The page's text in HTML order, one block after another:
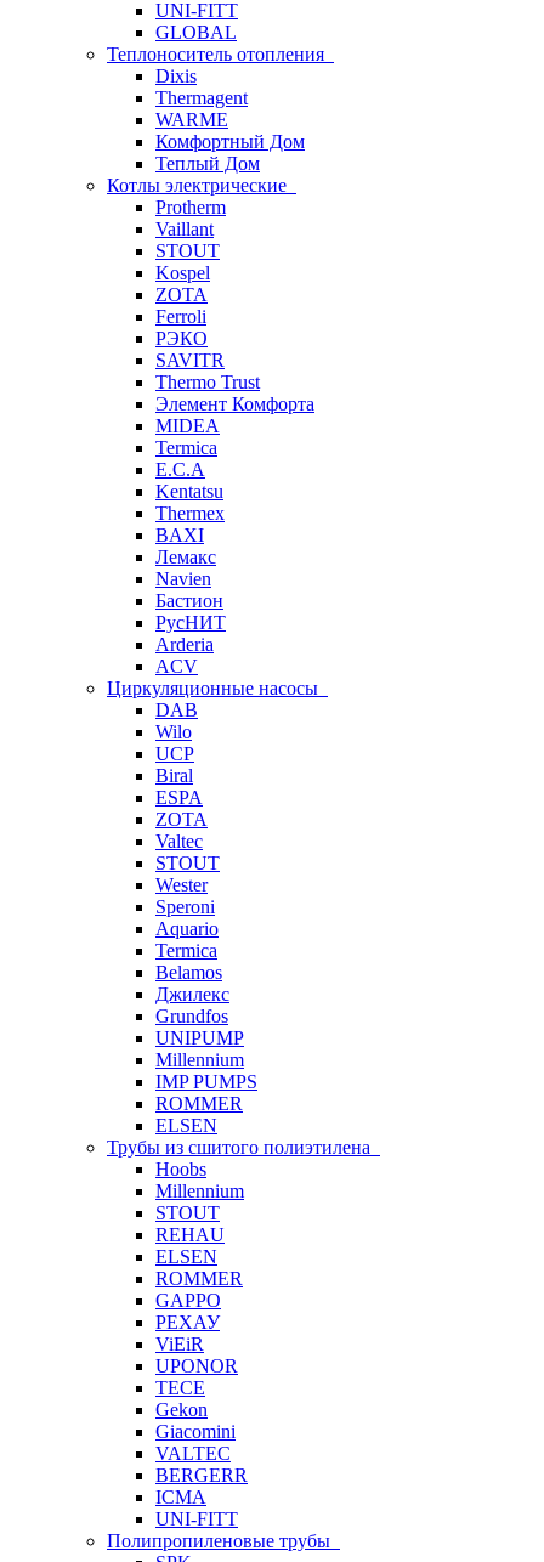
UNI-FITT
GLOBAL
Теплоноситель отопления
Dixis
Thermagent
WARME
Комфортный Дом
Теплый Дом
Котлы электрические
Protherm
Vaillant
STOUT
Kospel
ZOTA
Ferroli
РЭКО
SAVITR
Thermo Trust
Элемент Комфорта
MIDEA
Termica
E.C.A
Kentatsu
Thermex
BAXI
Лемакс
Navien
Бастион
РусНИТ
Arderia
ACV
Циркуляционные насосы
DAB
Wilo
UCP
Biral
ESPA
ZOTA
Valtec
STOUT
Wester
Speroni
Aquario
Termica
Belamos
Джилекс
Grundfos
UNIPUMP
Millennium
IMP PUMPS
ROMMER
ELSEN
Трубы из сшитого полиэтилена
Hoobs
Millennium
STOUT
REHAU
ELSEN
ROMMER
GAPPO
РЕХАУ
ViEiR
UPONOR
TECE
Gekon
Giacomini
VALTEC
BERGERR
ICMA
UNI-FITT
Полипропиленовые трубы